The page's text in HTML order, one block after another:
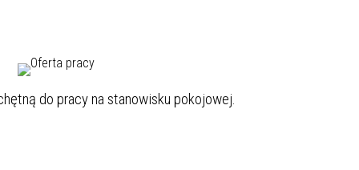
do pracy na stanowisku pokojowej.